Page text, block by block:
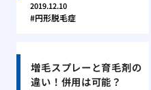
2019.12.10
円形脱毛症
増毛スプレーと育毛剤の
違い！併用は可能？